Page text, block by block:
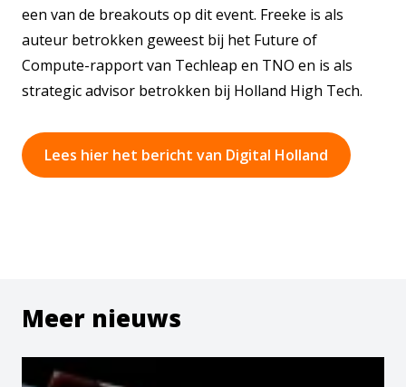
een van de breakouts op dit event. Freeke is als
auteur betrokken geweest bij het Future of
Compute-rapport van Techleap en TNO en is als
strategic advisor betrokken bij Holland High Tech.
Lees hier het bericht van Digital Holland
Meer nieuws